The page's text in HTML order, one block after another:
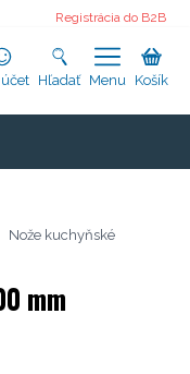
Registrácia do B2B
účet Hľadať Menu Košík
Nože kuchyňské
mm